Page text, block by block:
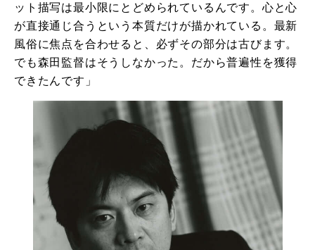
ット描写は最小限にとどめられているんです。心と心
が直接通じ合うという本質だけが描かれている。最新
風俗に焦点を合わせると、必ずその部分は古びます。
でも森田監督はそうしなかった。だから普遍性を獲得
できたんです」